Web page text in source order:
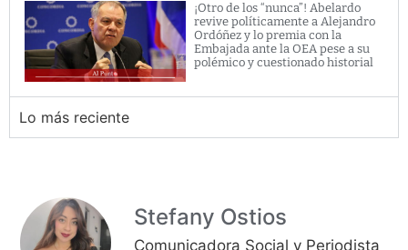
¡Otro de los “nunca”! Abelardo
revive políticamente a Alejandro
Ordóñez y lo premia con la
Embajada ante la OEA pese a su
polémico y cuestionado historial
Lo más reciente
Stefany Ostios
Comunicadora Social y Periodista